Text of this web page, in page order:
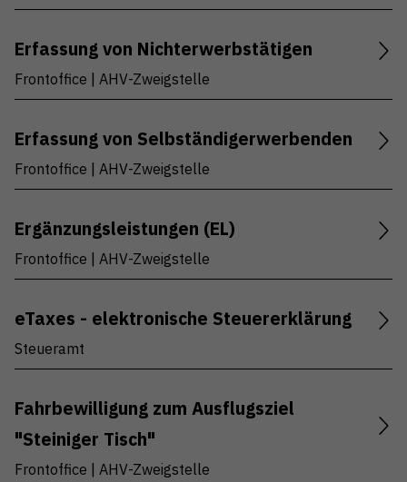
Erfassung von Nichterwerbstätigen
Frontoffice | AHV-Zweigstelle
Erfassung von Selbständigerwerbenden
Frontoffice | AHV-Zweigstelle
Ergänzungsleistungen (EL)
Frontoffice | AHV-Zweigstelle
eTaxes - elektronische Steuererklärung
Steueramt
Fahrbewilligung zum Ausflugsziel
"Steiniger Tisch"
Frontoffice | AHV-Zweigstelle